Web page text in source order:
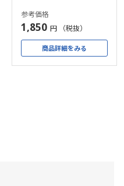
袋
参考価格
1,850 円 （税抜）
商品詳細をみる